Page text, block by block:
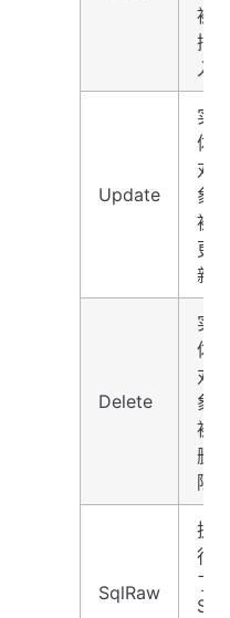
被
插
入
Update
实
体
对
象
被
更
新
Delete
实
体
对
象
被
删
除
SqlRaw
执
行
了
SQL